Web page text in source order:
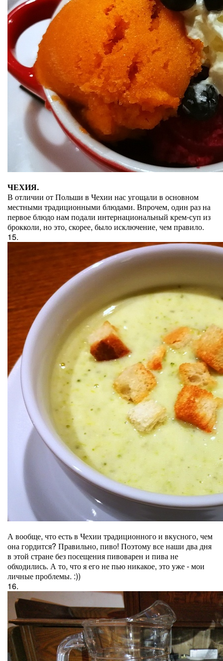
ЧЕХИЯ.
В отличии от Польши в Чехии нас угощали в основном
местными традиционными блюдами. Впрочем, один раз на
первое блюдо нам подали интернациональный крем-суп из
брокколи, но это, скорее, было исключение, чем правило.
15.
А вообще, что есть в Чехии традиционного и вкусного, чем
она гордится? Правильно, пиво! Поэтому все наши два дня
в этой стране без посещения пивоварен и пива не
обходились. А то, что я его не пью никакое, это уже - мои
личные проблемы. :))
16.